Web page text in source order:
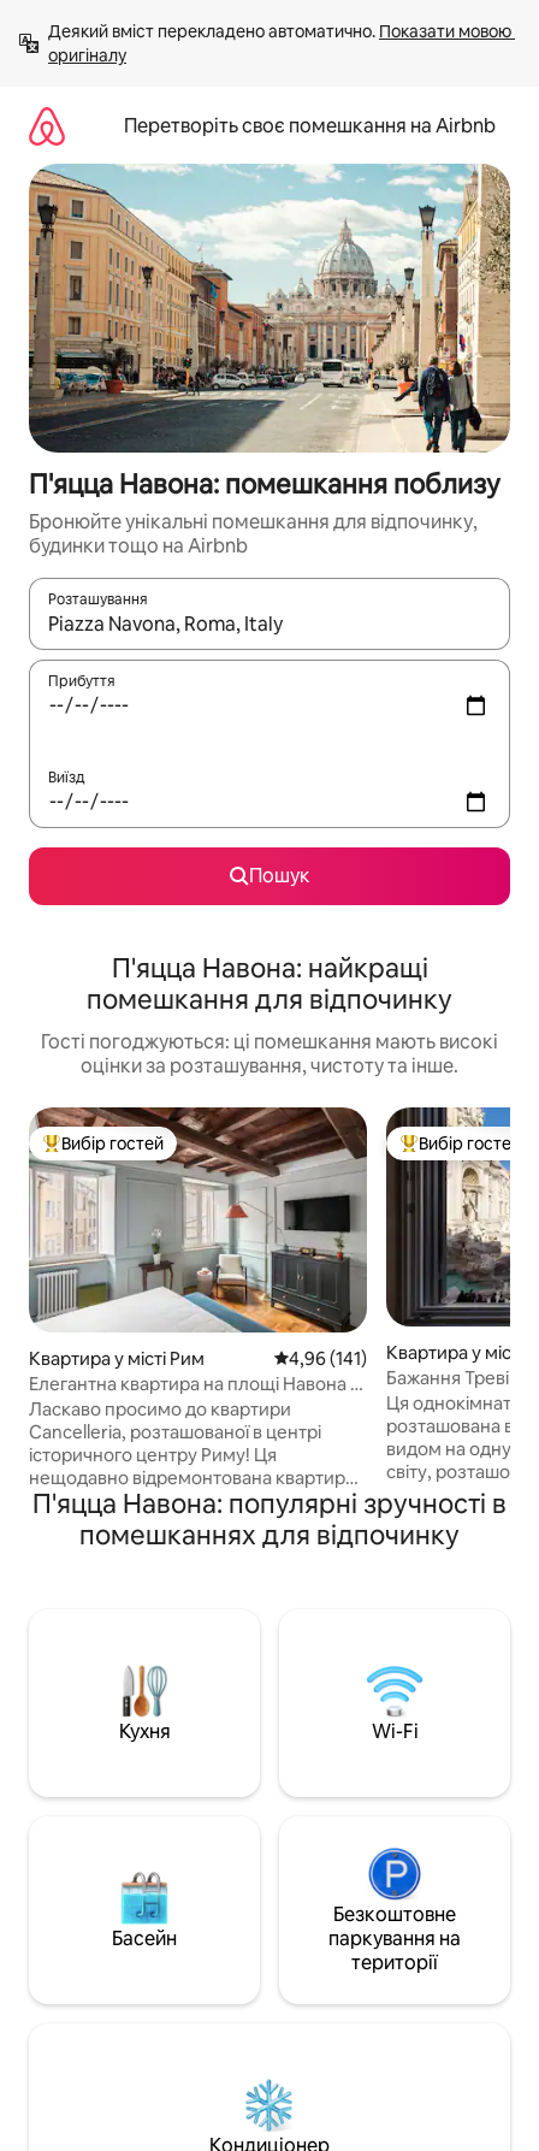
вмісту
Деякий вміст перекладено автоматично. Показати мовою
оригіналу
Перетворіть своє помешкання на Airbnb
П'яцца Навона: помешкання поблизу
Бронюйте унікальні помешкання для відпочинку,
будинки тощо на Airbnb
Розташування
Отримавши результати пошуку, використовуйте для
Прибуття
Виїзд
Пошук
П'яцца Навона: найкращі
помешкання для відпочинку
Гості погоджуються: ці помешкання мають високі
оцінки за розташування, чистоту та інше.
Топ вибір гостей
Вибір гостей
Квартира у місті Рим Середня оцінка: 4,96 з 5,
4,96 (141)
Елегантна квартира на площі Навона -
ліжко розміру King size
Ласкаво просимо до квартири
Cancelleria, розташованої в центрі
історичного центру Риму! Ця
нещодавно відремонтована квартира
пропонує унікальне поєднання
сучасного комфорту та історичного
шарму. Що вам сподобається: -
Повністю відремонтовано в 2024 році з
висококласним сучасним декором. -
Ліжко king-size (180x200 см) та диван-
ліжко з 20-сантиметровим матрацом
століттями
Топ вибір гостей
Вибір гостей
Квартира у місті
Бажання Треві –
краєвид на
Ця однокімнатна
розташована в
видом на одну з
світу,
поверсі та може
сучасними
внутрішнім
бездротовою
лазнею, а також ванною
вхідні двері,
зануритися в
П'яцца Навона: популярні зручності в
помешканнях для відпочинку
Кухня Wi-Fi
Басейн
Безкоштовне
паркування на
території
Кондиціонер